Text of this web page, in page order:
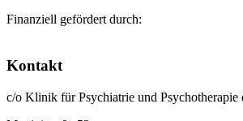
Finanziell gefördert durch:
Kontakt
c/o Klinik für Psychiatrie und